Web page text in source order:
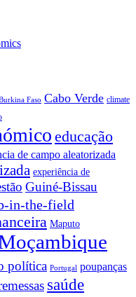
Faso Cabo Verde climate
educação
de campo aleatorizada
experiência de
Guiné-Bissau
in-the-field
Maputo
política Portugal poupanças
saúde